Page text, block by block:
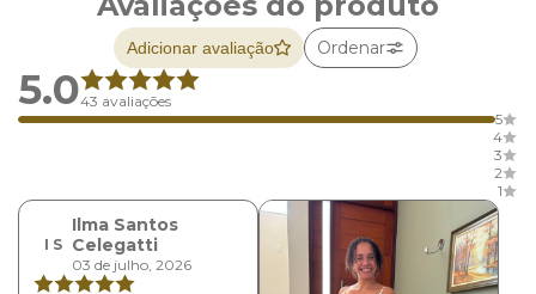
Adicionar avaliação Ordenar
5.043 avaliações
5
4
3
2
1
I S
Ilma Santos
Celegatti
03 de julho, 2026